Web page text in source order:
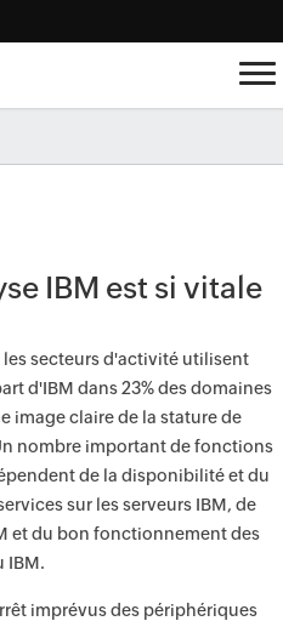
IBM est si vitale
les secteurs d'activité utilisent
d'IBM dans 23% des domaines
image claire de la stature de
nombre important de fonctions
de la disponibilité et du
sur les serveurs IBM, de
et du bon fonctionnement des
IBM.
imprévus des périphériques